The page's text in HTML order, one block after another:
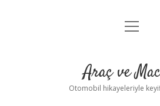
Anasayfa
Yasal Uyarı
menüyü
Araç ve
Otomobil hikayeleriyle